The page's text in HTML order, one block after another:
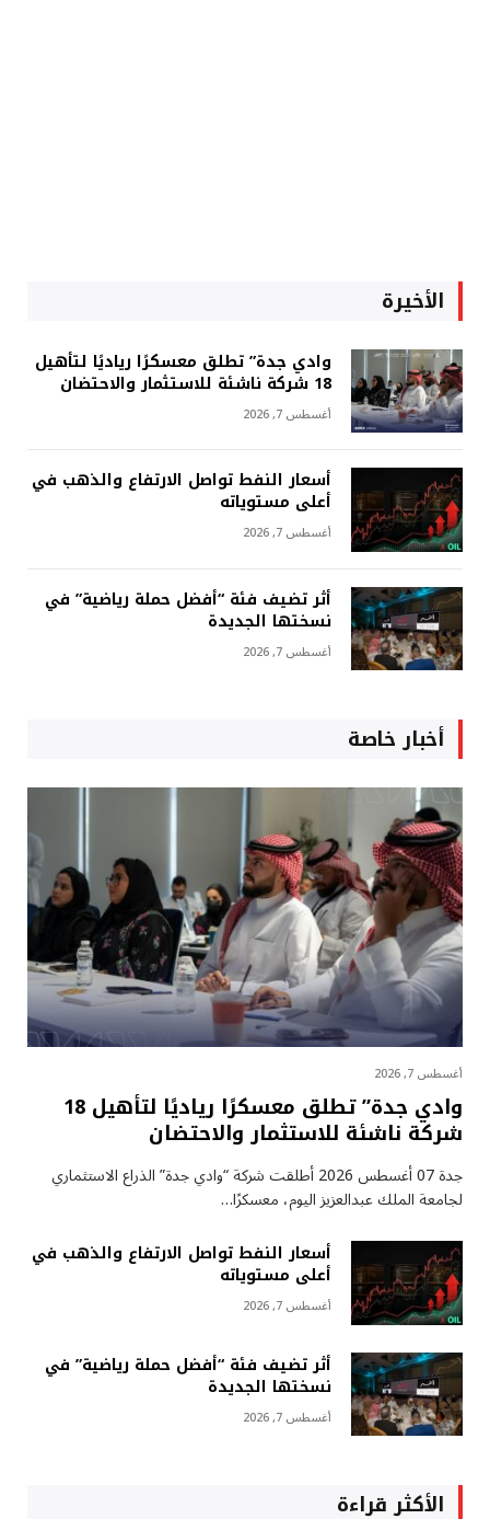
الأخيرة
وادي جدة” تطلق معسكرًا رياديًا لتأهيل
18 شركة ناشئة للاستثمار والاحتضان
أغسطس 7, 2026
أسعار النفط تواصل الارتفاع والذهب في
أعلى مستوياته
أغسطس 7, 2026
أثر تضيف فئة “أفضل حملة رياضية” في
نسختها الجديدة
أغسطس 7, 2026
أخبار خاصة
أغسطس 7, 2026
وادي جدة” تطلق معسكرًا رياديًا لتأهيل 18
شركة ناشئة للاستثمار والاحتضان
جدة 07 أغسطس 2026 أطلقت شركة “وادي جدة” الذراع الاستثماري
لجامعة الملك عبدالعزيز اليوم، معسكرًا…
أسعار النفط تواصل الارتفاع والذهب في
أعلى مستوياته
أغسطس 7, 2026
أثر تضيف فئة “أفضل حملة رياضية” في
نسختها الجديدة
أغسطس 7, 2026
الأكثر قراءة